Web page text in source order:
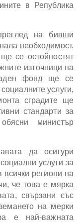
в Република
на бивши
необходимост.
се остойностят
източници на
фонд ще се
услуги,
сградите ще
стандарти за
министър
да осигури
услуги за
региони на
че това е мярка
свързани със
на мерки
е най-важната